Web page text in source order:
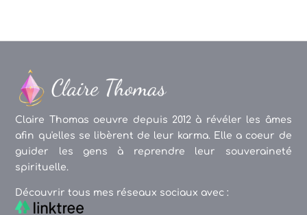
Claire Thomas oeuvre depuis 2012 à révéler les âmes
afin qu'elles se libèrent de leur karma. Elle a coeur de
guider les gens à reprendre leur souveraineté
spirituelle.
Découvrir tous mes réseaux sociaux avec :